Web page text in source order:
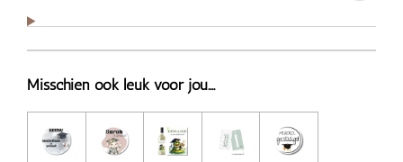
Misschien ook leuk voor jou....